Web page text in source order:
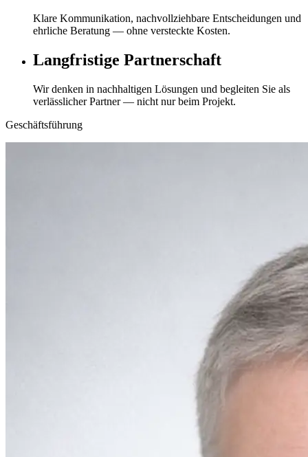
Klare Kommunikation, nachvollziehbare Entscheidungen und
ehrliche Beratung — ohne versteckte Kosten.
Langfristige Partnerschaft
Wir denken in nachhaltigen Lösungen und begleiten Sie als
verlässlicher Partner — nicht nur beim Projekt.
Geschäftsführung